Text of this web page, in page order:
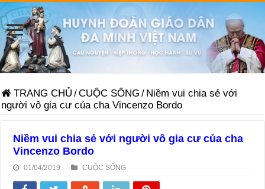
TRANG CHỦ /CUỘC SỐNG / Niềm vui chia sẻ với
người vô gia cư của cha Vincenzo Bordo
Niềm vui chia sẻ với người vô gia cư của cha
Vincenzo Bordo
01/04/2019 CUỘC SỐNG